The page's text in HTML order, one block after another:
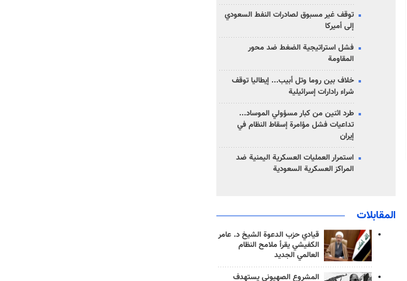
توقف غير مسبوق لصادرات النفط السعودي
إلى أميركا
فشل استراتيجية الضغط ضد محور
المقاومة
خلاف بين روما وتل أبيب... إيطاليا توقف
شراء رادارات إسرائيلية
طرد اثنين من كبار مسؤولي الموساد...
تداعيات فشل مؤامرة إسقاط النظام في
إيران
استمرار العمليات العسكرية اليمنية ضد
المراكز العسكرية السعودية
المقابلات
قيادي حزب الدعوة الشيخ د. عامر
الكفيشي يقرأ ملامح النظام
العالمي الجديد
المشروع الصهيوني يستهدف